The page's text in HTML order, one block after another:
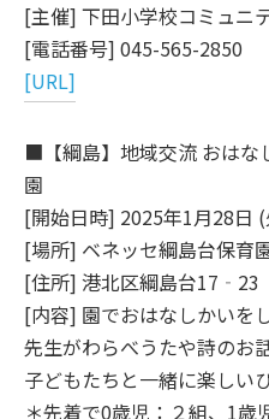
[主催] 下田小学校コミュニ
[電話番号] 045-565-2850
[URL]
■【綱島】地域交流 おは
園
[開始日時] 2025年1月28日
[場所] ベネッセ綱島台保
[住所] 港北区綱島台17‐23
[内容] 園でおはなしかいを
先生がわらべうたや詩のお
子どもたちと一緒に楽しい
＊先着で0歳児：２組、1歳